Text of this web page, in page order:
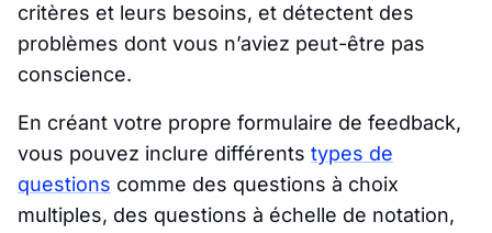
critères et leurs besoins, et détectent des
problèmes dont vous n’aviez peut-être pas
conscience.
En créant votre propre formulaire de feedback,
vous pouvez inclure différents types de
questions comme des questions à choix
multiples, des questions à échelle de notation,